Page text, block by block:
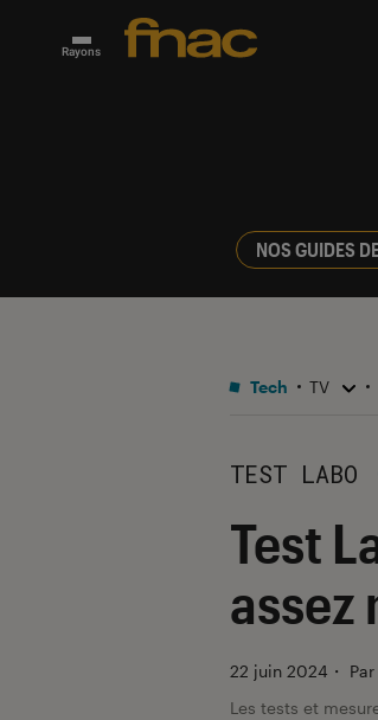
Rayons
NOS GUIDES
Tech TV
TEST LABO
Test
assez
22 juin 2024 ・ Par
Les tests et